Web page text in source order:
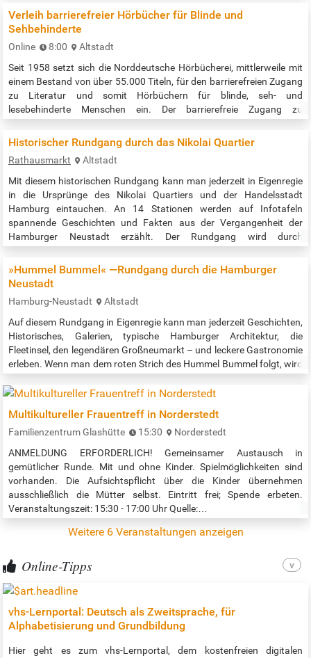
bis 17:00 Uhr Quelle: https://www.buecherhallen.de/neugraben-
termine.html
Verleih barrierefreier Hörbücher für Blinde und
Sehbehinderte
Online 8:00
Altstadt
Seit 1958 setzt sich die Norddeutsche Hörbücherei, mittlerweile mit
einem Bestand von über 55.000 Titeln, für den barrierefreien Zugang
zu Literatur und somit Hörbüchern für blinde, seh- und
lesebehinderte Menschen ein. Der barrierefreie Zugang zu
kurz »DAISY« gewährleistet. Der Verleih der Hörbücher ist kostenlos!
Telefonische Info/Beratung: montags bis donnerstags: 8:00 bis
16:00 Uhr,…
Historischer Rundgang durch das Nikolai Quartier
Rathausmarkt
Altstadt
Mit diesem historischen Rundgang kann man jederzeit in Eigenregie
in die Ursprünge des Nikolai Quartiers und der Handelsstadt
Hamburg eintauchen. An 14 Stationen werden auf Infotafeln
spannende Geschichten und Fakten aus der Vergangenheit der
Hamburger Neustadt erzählt. Der Rundgang wird durch
wird die Geschichte lebendig. Startpunkt ist das Rathaus / der
Rathausmarkt. Der Rundgang…
»Hummel Bummel« —Rundgang durch die Hamburger
Neustadt
Hamburg-Neustadt
Altstadt
Auf diesem Rundgang in Eigenregie kann man jederzeit Geschichten,
Historisches, Galerien, typische Hamburger Architektur, die
Fleetinsel, den legendären Großneumarkt – und leckere Gastronomie
erleben. Wenn man dem roten Strich des Hummel Bummel folgt, wird
aufregende Quartier der Hamburger Neustadt. Diese müsste
die…
Multikultureller Frauentreff in Norderstedt
Familienzentrum Glashütte 15:30
Norderstedt
ANMELDUNG ERFORDERLICH! Gemeinsamer Austausch in
gemütlicher Runde. Mit und ohne Kinder. Spielmöglichkeiten sind
vorhanden. Die Aufsichtspflicht über die Kinder übernehmen
ausschließlich die Mütter selbst. Eintritt frei; Spende erbeten.
Veranstaltungszeit: 15:30 - 17:00 Uhr Quelle:…
Weitere 6 Veranstaltungen anzeigen
Online-Tipps
vhs-Lernportal: Deutsch als Zweitsprache, für
Alphabetisierung und Grundbildung
Hier geht es zum vhs-Lernportal, dem kostenfreien digitalen